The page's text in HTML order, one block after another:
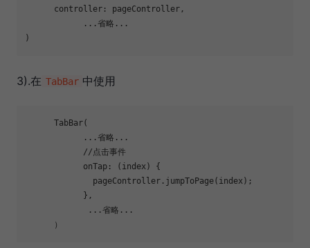
      controller: pageController,
            ...省略...
3).在 TabBar 中使用
      TabBar(
            ...省略...
//点击事件
            onTap: (index) {
              pageController.jumpToPage(index);
            },
             ...省略...